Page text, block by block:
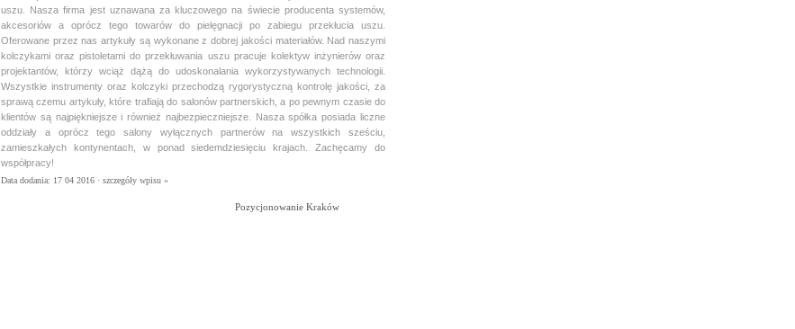
uszu. Nasza firma jest uznawana za kluczowego na świecie producenta systemów,
akcesoriów a oprócz tego towarów do pielęgnacji po zabiegu przekłucia uszu.
Oferowane przez nas artykuły są wykonane z dobrej jakości materiałów. Nad naszymi
kolczykami oraz pistoletami do przekłuwania uszu pracuje kolektyw inżynierów oraz
projektantów, którzy wciąż dążą do udoskonalania wykorzystywanych technologii.
Wszystkie instrumenty oraz kolczyki przechodzą rygorystyczną kontrolę jakości, za
sprawą czemu artykuły, które trafiają do salonów partnerskich, a po pewnym czasie do
klientów są najpiękniejsze i również najbezpieczniejsze. Nasza spółka posiada liczne
oddziały a oprócz tego salony wyłącznych partnerów na wszystkich sześciu,
zamieszkałych kontynentach, w ponad siedemdziesięciu krajach. Zachęcamy do
współpracy!
Data dodania: 17 04 2016 · szczegóły wpisu »
Pozycjonowanie Kraków